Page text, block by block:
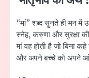
“मां” शब्द सुनते ही मन में
स्नेह, करुणा और सुरक्षा की
मां वह होती है जो बिना
और अपने बच्चे को अपने